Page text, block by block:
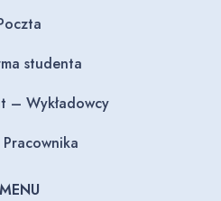
studenta
– Wykładowcy
MENU